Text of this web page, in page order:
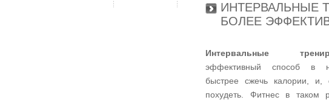
ИНТЕРВАЛЬНЫЕ
БОЛЕЕ
Интервальные
эффективный способ в
быстрее сжечь калории, и,
похудеть. Фитнес в